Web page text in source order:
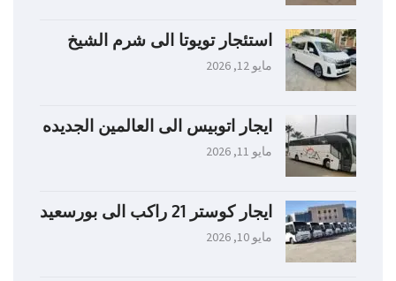
استئجار تويوتا الى شرم الشيخ
مايو 12, 2026
ايجار اتوبيس الى العالمين الجديده
مايو 11, 2026
ايجار كوستر 21 راكب الى بورسعيد
مايو 10, 2026